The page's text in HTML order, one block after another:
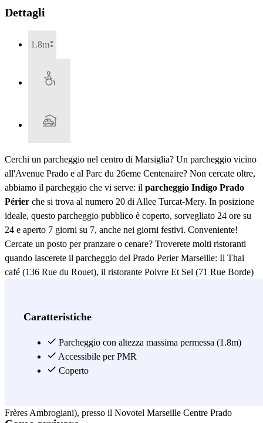
Dettagli
1.8m
Cerchi un parcheggio nel centro di Marsiglia? Un parcheggio vicino
all'Avenue Prado e al Parc du 26eme Centenaire? Non cercate oltre,
abbiamo il parcheggio che vi serve: il parcheggio Indigo Prado
Périer che si trova al numero 20 di Allee Turcat-Mery. In posizione
ideale, questo parcheggio pubblico è coperto, sorvegliato 24 ore su
24 e aperto 7 giorni su 7, anche nei giorni festivi. Conveniente!
Cercate un posto per pranzare o cenare? Troverete molti ristoranti
quando lascerete il parcheggio del Prado Perier Marseille: Il Thai
café (136 Rue du Rouet), il ristorante Poivre Et Sel (71 Rue Borde)
Namaste (43 Avenue du Prado), il Bistrot O' Prado (1 Boulevard
cucina italiana troverete il ristorante Le Murano (229 Avenue du
Prado) a pochi metri dal parcheggio del Prado Perier Marseille. Se
soggiornate presso l'hotel Citadines Castellane Marseille ( 60 Rue du
Frères Ambrogiani), presso il Novotel Marseille Centre Prado
Caratteristiche
Parcheggio con altezza massima permessa (1.8m)
Accessibile per PMR
Coperto